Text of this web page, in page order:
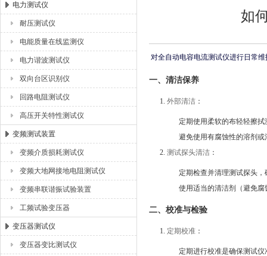
扬州海沃电气科技发展有限公司
电力测试仪
耐压测试仪
电能质量在线监测仪
电力谐波测试仪
双向台区识别仪
回路电阻测试仪
高压开关特性测试仪
变频测试装置
变频介质损耗测试仪
变频大地网接地电阻测试仪
变频串联谐振试验装置
工频试验变压器
变压器测试仪
变压器变比测试仪
如
对全自动电容电流测试仪进行日常
一、清洁保养
外部清洁 ：
定期使用柔软的布轻轻擦
避免使用有腐蚀性的溶剂
测试探头清洁 ：
定期检查并清理测试探头
使用适当的清洁剂（避免
二、校准与检验
定期校准 ：
定期进行校准是确保测试